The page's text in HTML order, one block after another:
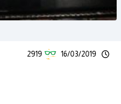
16/03/2019
2919